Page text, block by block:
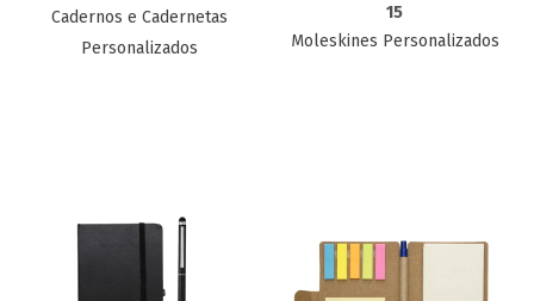
Cadernos e Cadernetas
Personalizados
15
Moleskines Personalizados